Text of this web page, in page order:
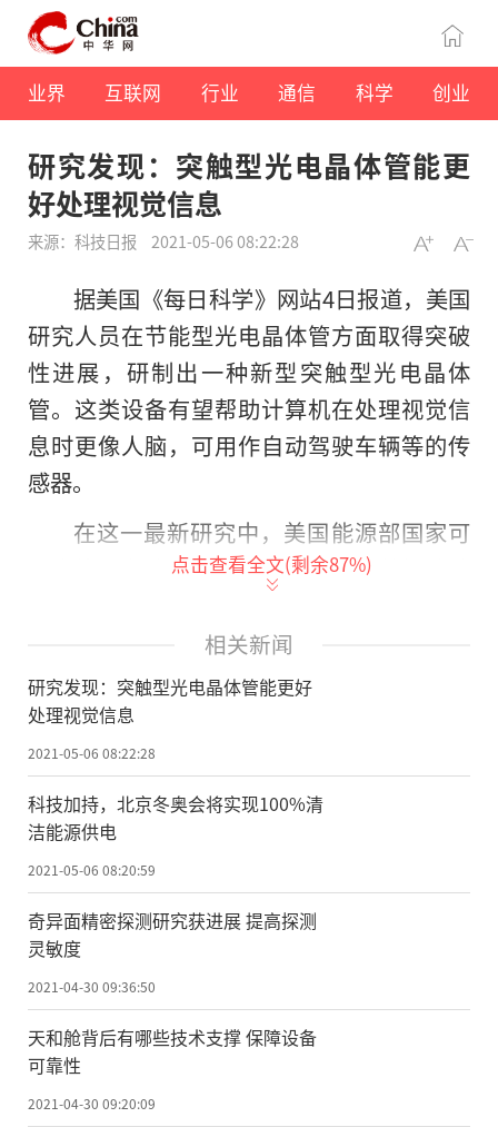
业界 互联网 行业 通信 科学 创业
研究发现：突触型光电晶体管能更
好处理视觉信息
来源：科技日报 2021-05-06 08:22:28
据美国《每日科学》网站4日报道，美国
研究人员在节能型光电晶体管方面取得突破
性进展，研制出一种新型突触型光电晶体
管。这类设备有望帮助计算机在处理视觉信
息时更像人脑，可用作自动驾驶车辆等的传
感器。
在这一最新研究中，美国能源部国家可
再生能源实验室(NREL)的研究人员将钙钛矿
出这一新型光电晶体管。钙钛矿是一种新型
半导体，已被证明能高效地将太阳光转化为
电能，并在很多领域显示出巨大的应用前
景。
当研究人员用激光照射新光电管时，发
现了惊人的电反应。研究论文合著者约瑟夫
·路德说：“通常情况下，电流吸收光后，
会短暂流动一段时间，但在新光电晶体管
中，电流会持续流动。”
这种现象被称为“持久光电导”，
是“光存储”的一种形式。所谓“光存
储”指照射到设备上的光能可以作为电流存
储在“存储器”中，这种现象还可以模拟大
点击查看全文(剩余87%)
相关新闻
研究发现：突触型光电晶体管能更好
处理视觉信息
2021-05-06 08:22:28
科技加持，北京冬奥会将实现100%清
洁能源供电
2021-05-06 08:20:59
奇异面精密探测研究获进展 提高探测
灵敏度
2021-04-30 09:36:50
天和舱背后有哪些技术支撑 保障设备
可靠性
2021-04-30 09:20:09